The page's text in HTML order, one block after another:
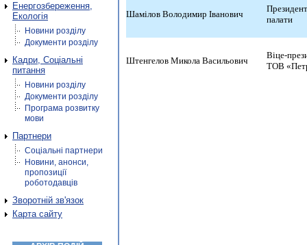
Енергозбереження,
Екологія
Новини розділу
Документи розділу
Кадри, Соціальні
питання
Новини розділу
Документи розділу
Програма розвитку
мови
Партнери
Соціальні партнери
Новини, анонси,
пропозиції
роботодавців
Зворотній зв'язок
Карта сайту
Шамілов Володимир Іванович
палати
Штенгелов Микола Васильович
Віце-
ТОВ